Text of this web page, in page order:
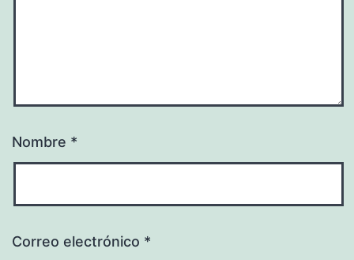
Nombre *
Correo electrónico *